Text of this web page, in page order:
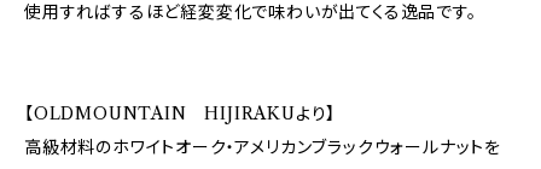
使用すればするほど経変変化で味わいが出てくる逸品です。
【OLDMOUNTAIN HIJIRAKUより】
高級材料のホワイトオーク・アメリカンブラックウォールナットを